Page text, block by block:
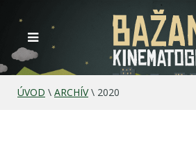
ÚVOD \ ARCHÍV\ 2020